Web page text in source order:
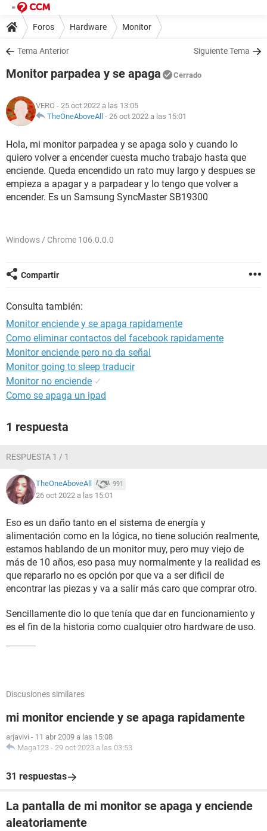
Foros Hardware Monitor
Tema Anterior Siguiente Tema
Monitor parpadea y se apaga Cerrado
VERO - 25 oct 2022 a las 13:05
TheOneAboveAll - 26 oct 2022 a las 15:01
Hola, mi monitor parpadea y se apaga solo y cuando lo
quiero volver a encender cuesta mucho trabajo hasta que
enciende. Queda encendido un rato muy largo y despues se
empieza a apagar y a parpadear y lo tengo que volver a
encender. Es un Samsung SyncMaster SB19300
Windows / Chrome 106.0.0.0
Compartir
Consulta también:
Monitor enciende y se apaga rapidamente
Como eliminar contactos del facebook rapidamente
Monitor enciende pero no da señal
Monitor going to sleep traducir
Monitor no enciende ✓
Como se apaga un ipad
1 respuesta
RESPUESTA 1 / 1
TheOneAboveAll 991
26 oct 2022 a las 15:01
Eso es un daño tanto en el sistema de energía y
alimentación como en la lógica, no tiene solución realmente,
estamos hablando de un monitor muy, pero muy viejo de
más de 10 años, eso pasa muy normalmente y la realidad es
que repararlo no es opción por que va a ser dificil de
encontrar las piezas y va a salir más caro que comprar otro.
Sencillamente dio lo que tenía que dar en funcionamiento y
es el fin de la historia como cualquier otro hardware de uso.
Discusiones similares
mi monitor enciende y se apaga rapidamente
arjavivi - 11 abr 2009 a las 15:08
Maga123 - 29 oct 2023 a las 03:53
31 respuestas
La pantalla de mi monitor se apaga y enciende
aleatoriamente